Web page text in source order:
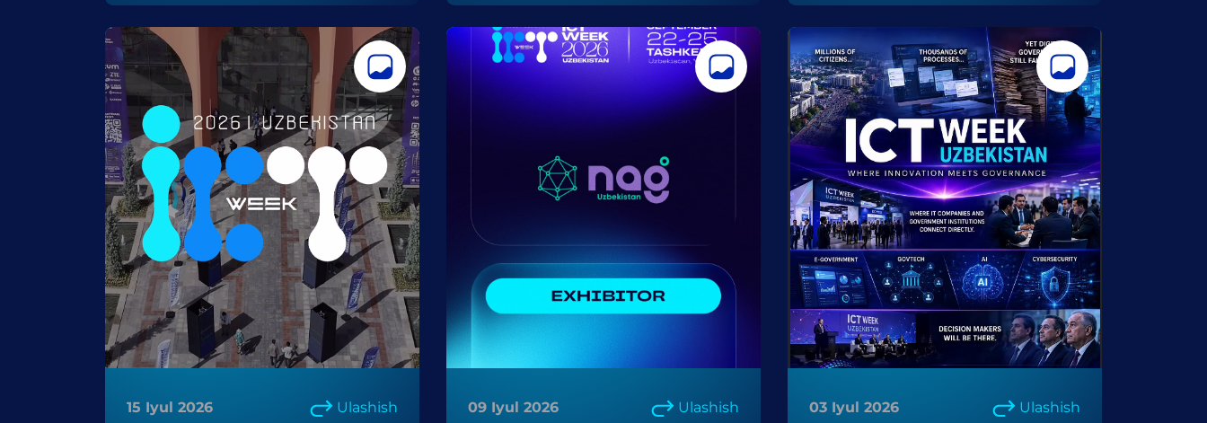
15 Iyul 2026 Ulashish 09 Iyul 2026 Ulashish 03 Iyul 2026 Ulashish